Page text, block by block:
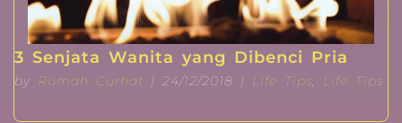
3 Senjata Wanita yang Dibenci Pria
by Rumah Curhat | 24/12/2018 | Life Tips, Life Tips